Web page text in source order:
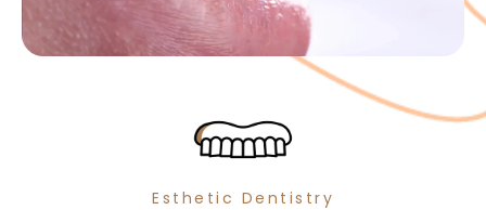
Esthetic Dentistry